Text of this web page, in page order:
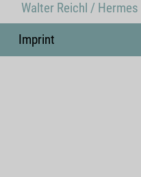
Walter Reichl /
Imprint